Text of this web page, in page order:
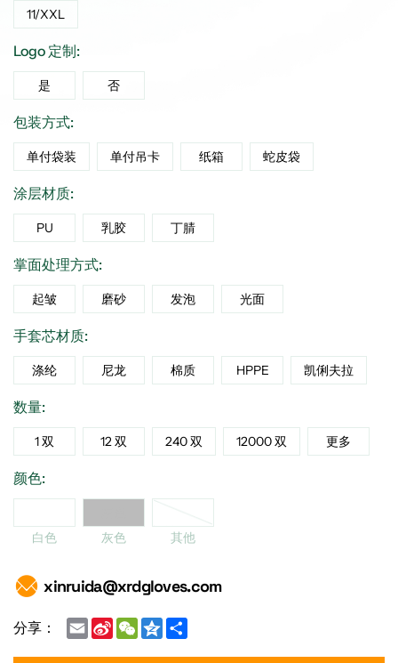
11/XXL
Logo 定制:
是 否
包装方式:
单付袋装 单付吊卡 纸箱 蛇皮袋
涂层材质:
PU 乳胶 丁腈
掌面处理方式:
起皱 磨砂 发泡 光面
手套芯材质:
涤纶 尼龙 棉质 HPPE 凯俐夫拉
数量:
1 双 12 双 240 双 12000 双 更多
颜色:
白色 灰色 其他
xinruida@xrdgloves.com
分享： EmailSina
Weibo
WeChat
Qzone